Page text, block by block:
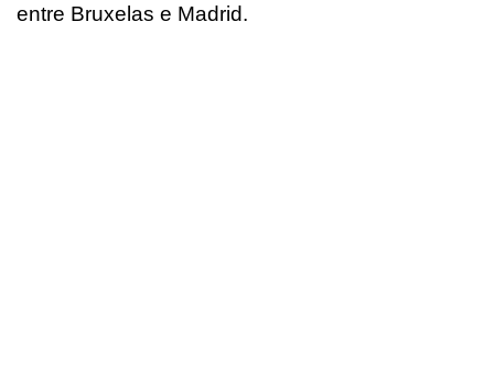
entre Bruxelas e Madrid.